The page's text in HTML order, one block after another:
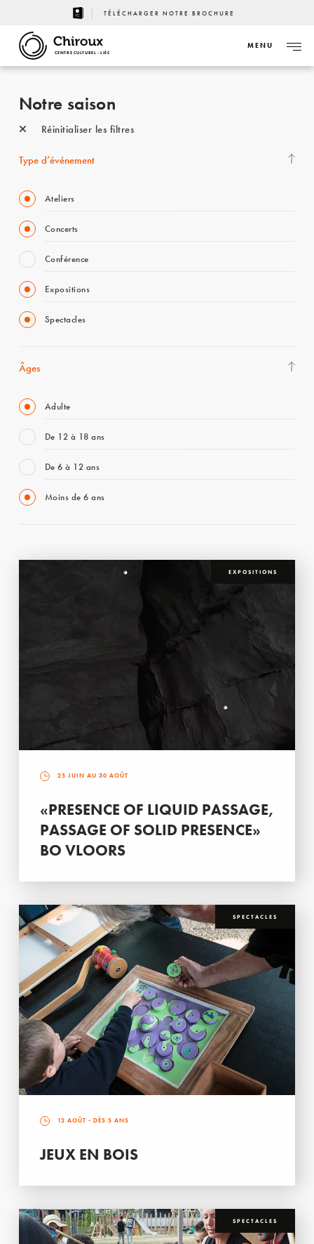
TÉLÉCHARGER NOTRE BROCHURE
CENTRE CULTUREL - LIÈGE
MENU
Notre saison
Réinitialiser les filtres
Type d’événement
Ateliers
Concerts
Conférence
Expositions
Spectacles
Âges
Adulte
De 12 à 18 ans
De 6 à 12 ans
Moins de 6 ans
EXPOSITIONS
25 JUIN AU 30 AOÛT
«PRESENCE OF LIQUID PASSAGE,
PASSAGE OF SOLID PRESENCE»
BO VLOORS
SPECTACLES
12 AOÛT - DÈS 5 ANS
JEUX EN BOIS
SPECTACLES